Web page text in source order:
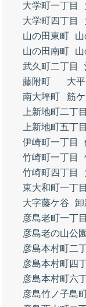
大学町一丁目
大学町四丁目
山の田東町
山の田南町
武久町二丁目
藤附町
大
南大坪町
筋
上新地町二丁目
上新地町五丁目
伊崎町一丁目
竹崎町一丁目
竹崎町四丁目
東大和町一丁目
大字藤ケ谷
卸
彦島老町一丁目
彦島老の山公園
彦島本村町二
彦島本村町四
彦島本村町六
彦島竹ノ子島